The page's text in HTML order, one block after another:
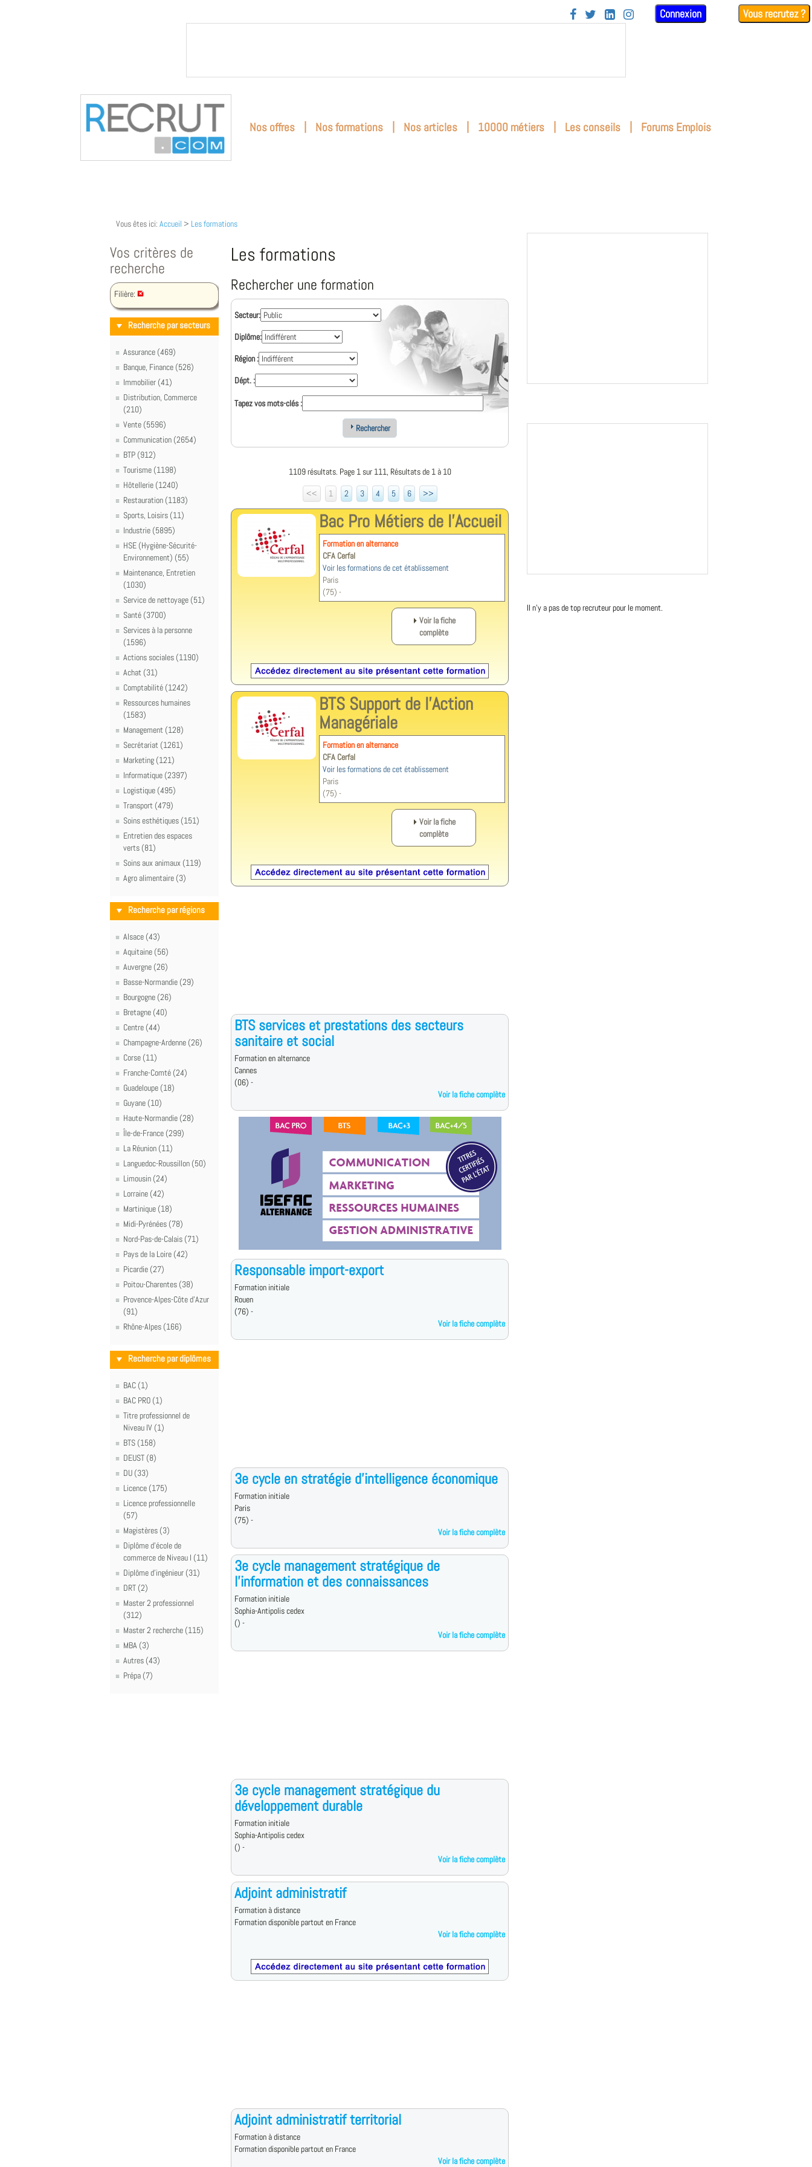
    Connexion Vous recrutez ?
Nos offres | Nos formations | Nos articles | 10000 métiers | Les conseils | Forums Emplois
Vous êtes ici: Accueil > Les formations
Vos critères de
recherche
Filière:
Recherche par secteurs
Assurance (469)
Banque, Finance (526)
Immobilier (41)
Distribution, Commerce
(210)
Vente (5596)
Communication (2654)
BTP (912)
Tourisme (1198)
Hôtellerie (1240)
Restauration (1183)
Sports, Loisirs (11)
Industrie (5895)
HSE (Hygiène-Sécurité-
Environnement) (55)
Maintenance, Entretien
(1030)
Service de nettoyage (51)
Santé (3700)
Services à la personne
(1596)
Actions sociales (1190)
Achat (31)
Comptabilité (1242)
Ressources humaines
(1583)
Management (128)
Secrétariat (1261)
Marketing (121)
Informatique (2397)
Logistique (495)
Transport (479)
Soins esthétiques (151)
Entretien des espaces
verts (81)
Soins aux animaux (119)
Agro alimentaire (3)
Recherche par régions
Alsace (43)
Aquitaine (56)
Auvergne (26)
Basse-Normandie (29)
Bourgogne (26)
Bretagne (40)
Centre (44)
Champagne-Ardenne (26)
Corse (11)
Franche-Comté (24)
Guadeloupe (18)
Guyane (10)
Haute-Normandie (28)
Île-de-France (299)
La Réunion (11)
Languedoc-Roussillon (50)
Limousin (24)
Lorraine (42)
Martinique (18)
Midi-Pyrénées (78)
Nord-Pas-de-Calais (71)
Pays de la Loire (42)
Picardie (27)
Poitou-Charentes (38)
Provence-Alpes-Côte d'Azur
(91)
Rhône-Alpes (166)
Recherche par diplômes
BAC (1)
BAC PRO (1)
Titre professionnel de
Niveau IV (1)
BTS (158)
DEUST (8)
DU (33)
Licence (175)
Licence professionnelle
(57)
Magistères (3)
Diplôme d'école de
commerce de Niveau I (11)
Diplôme d'ingénieur (31)
DRT (2)
Master 2 professionnel
(312)
Master 2 recherche (115)
MBA (3)
Autres (43)
Prépa (7)
Les formations
Rechercher une formation
Secteur:
Diplôme:
Région :
Dépt. :
Tapez vos mots-clés :
Rechercher
1109 résultats. Page 1 sur 111, Résultats de 1 à 10
<<
1 2 3 4 5 6 >>
Bac Pro Métiers de l'Accueil
Formation en alternance
CFA Cerfal
Voir les formations de cet établissement
Paris
(75) -
Voir la fiche
complète
BTS Support de l'Action
Managériale
Formation en alternance
CFA Cerfal
Voir les formations de cet établissement
Paris
(75) -
Voir la fiche
complète
BTS services et prestations des secteurs
sanitaire et social
Formation en alternance
Cannes
(06) -
Voir la fiche complète
Responsable import-export
Formation initiale
Rouen
(76) -
Voir la fiche complète
3e cycle en stratégie d'intelligence économique
Formation initiale
Paris
(75) -
Voir la fiche complète
3e cycle management stratégique de
l'information et des connaissances
Formation initiale
Sophia-Antipolis cedex
() -
Voir la fiche complète
3e cycle management stratégique du
développement durable
Formation initiale
Sophia-Antipolis cedex
() -
Voir la fiche complète
Adjoint administratif
Formation à distance
Formation disponible partout en France
Voir la fiche complète
Adjoint administratif territorial
Formation à distance
Formation disponible partout en France
Voir la fiche complète
Il n'y a pas de top recruteur pour le moment.